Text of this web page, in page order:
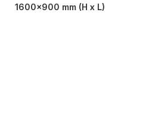
1600×900 mm (H x L)